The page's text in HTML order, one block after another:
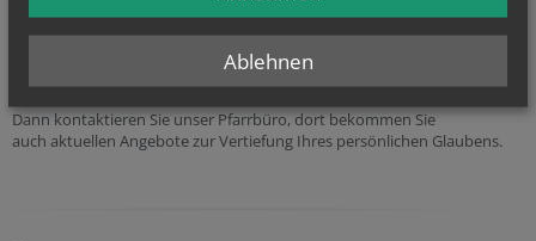
Dann freuen wir uns, Sie in unsere Pfarre begrüßen zu dürfen!
Sie wollen den Glauben gemeinsam mit anderen entdecken?
Dann kontaktieren Sie unser Pfarrbüro, dort bekommen Sie
auch aktuellen Angebote zur Vertiefung Ihres persönlichen Glaubens.
Ablehnen